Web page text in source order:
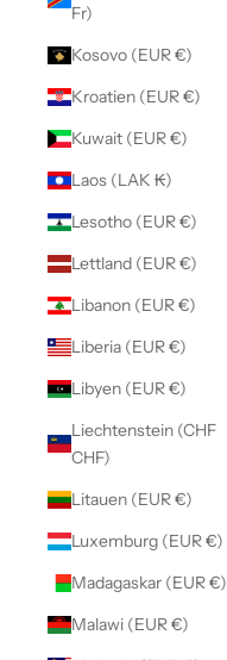
Fr)
Kosovo (EUR €)
Kroatien (EUR €)
Kuwait (EUR €)
Laos (LAK ₭)
Lesotho (EUR €)
Lettland (EUR €)
Libanon (EUR €)
Liberia (EUR €)
Libyen (EUR €)
Liechtenstein (CHF
CHF)
Litauen (EUR €)
Luxemburg (EUR €)
Madagaskar (EUR €)
Malawi (EUR €)